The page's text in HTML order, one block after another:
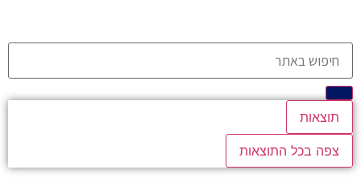
תוצאות
צפה בכל התוצאות